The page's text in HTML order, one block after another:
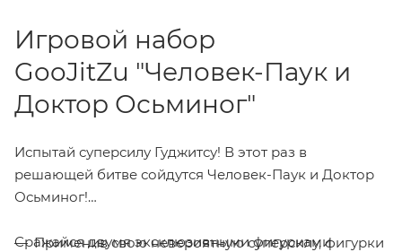
Игровой набор
GooJitZu "Человек-Паук и
Доктор Осьминог"
Испытай суперсилу Гуджитсу! В этот раз в
решающей битве сойдутся Человек-Паук и Доктор
Осьминог!
Сражайся двумя эксклюзивными фигурками
Применив свою невероятную суперсилу, фигурки